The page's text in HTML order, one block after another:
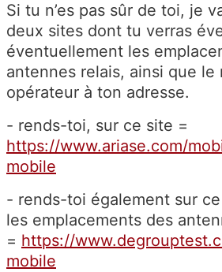
Si tu n’es pas sûr de toi, je
deux sites dont tu verras
éventuellement les
antennes relais, ainsi que le
opérateur à ton adresse.
- rends-toi, sur ce site =
https://www.ariase.com/
mobile
- rends-toi également sur
les emplacements des
= https://
mobile